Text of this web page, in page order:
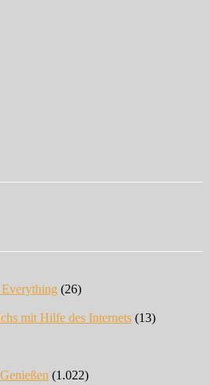
(26)
mit Hilfe des Internets (13)
(1.022)